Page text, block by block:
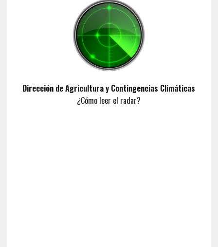
Dirección de Agricultura y Contingencias Climáticas
¿Cómo leer el radar?